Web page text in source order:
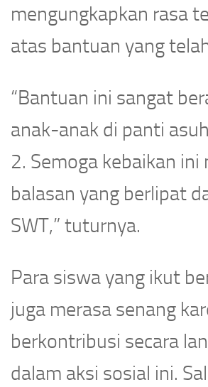
mengungkapkan rasa
atas bantuan yang
“Bantuan ini sangat
anak-anak di panti
2. Semoga kebaikan
balasan yang berlipat
SWT,” tuturnya.
Para siswa yang ikut
juga merasa senang
berkontribusi secara
dalam aksi sosial ini.